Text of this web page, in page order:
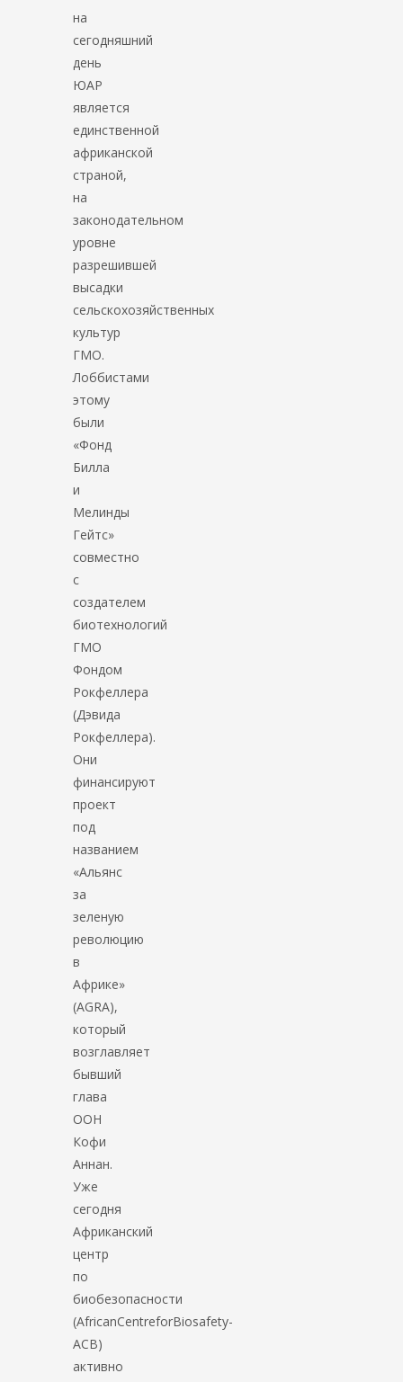
на
сегодняшний
день
ЮАР
является
единственной
африканской
страной,
на
законодательном
уровне
разрешившей
высадки
сельскохозяйственных
культур
ГМО.
Лоббистами
этому
были
«Фонд
Билла
и
Мелинды
Гейтс»
совместно
с
создателем
биотехнологий
ГМО
Фондом
Рокфеллера
(Дэвида
Рокфеллера).
Они
финансируют
проект
под
названием
«Альянс
за
зеленую
революцию
в
Африке»
(AGRA),
который
возглавляет
бывший
глава
ООН
Кофи
Аннан.
Уже
сегодня
Африканский
центр
по
биобезопасности
(AfricanCentreforBiosafety-
ACB)
активно